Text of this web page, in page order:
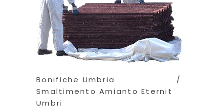
Bonifiche Umbria
Smaltimento Amianto Eternit
Umbri